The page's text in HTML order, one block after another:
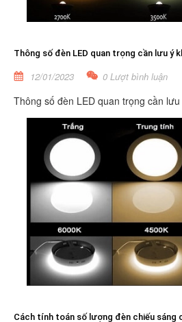
Thông số đèn LED quan trọng cần lưu ý
12/01/2023 0 Lượt bình luận
Thông số đèn LED quan trọng cần
Cách tính toán số lượng đèn chiếu sáng